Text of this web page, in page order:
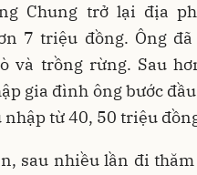
Chung trở lại địa
7 triệu đồng. Ông
và trồng rừng. Sau
gia đình ông bước
nhập từ 40, 50 triệu
sau nhiều lần đi